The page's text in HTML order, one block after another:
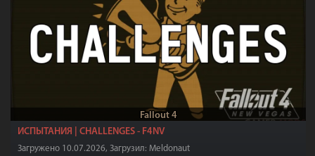
Fallout 4
ИСПЫТАНИЯ | CHALLENGES - F4NV
Загружено 10.07.2026, Загрузил: Meldonaut